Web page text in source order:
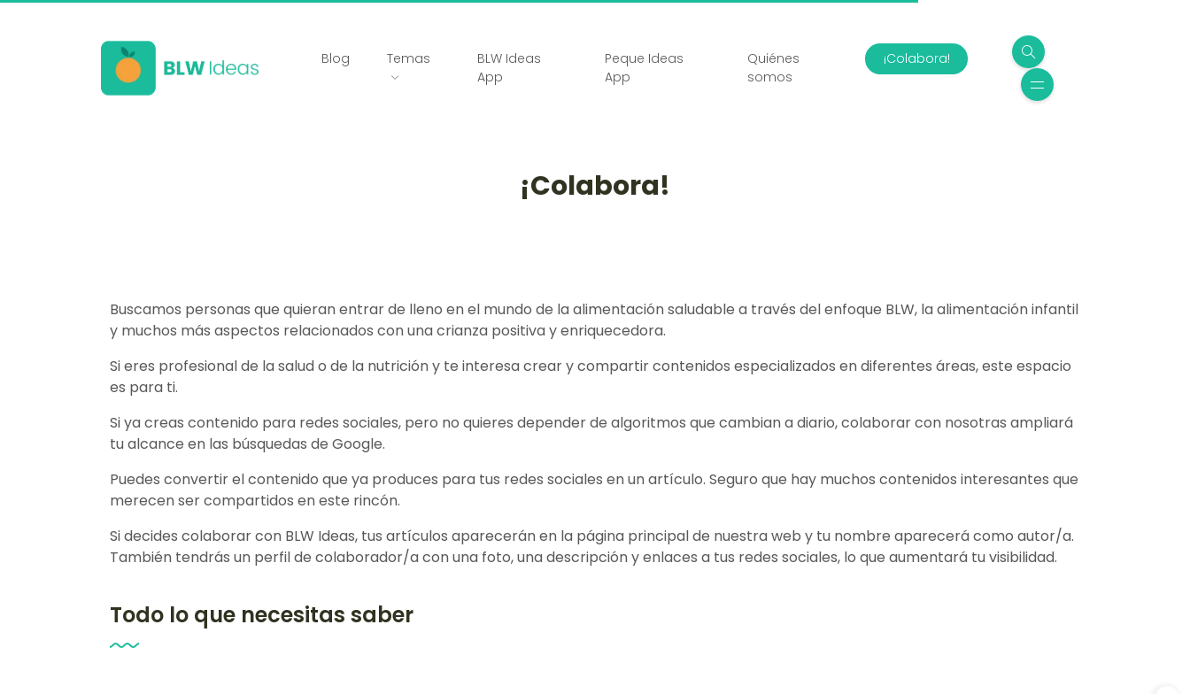
Blog Temas
BLW Ideas
App
Peque Ideas
App
Quiénes
somos
¡Colabora!
¡Colabora!
Buscamos personas que quieran entrar de lleno en el mundo de la alimentación saludable a través del enfoque BLW, la alimentación infantil
y muchos más aspectos relacionados con una crianza positiva y enriquecedora.
Si eres profesional de la salud o de la nutrición y te interesa crear y compartir contenidos especializados en diferentes áreas, este espacio
es para ti.
Si ya creas contenido para redes sociales, pero no quieres depender de algoritmos que cambian a diario, colaborar con nosotras ampliará
tu alcance en las búsquedas de Google.
Puedes convertir el contenido que ya produces para tus redes sociales en un artículo. Seguro que hay muchos contenidos interesantes que
merecen ser compartidos en este rincón.
Si decides colaborar con BLW Ideas, tus artículos aparecerán en la página principal de nuestra web y tu nombre aparecerá como autor/a.
También tendrás un perfil de colaborador/a con una foto, una descripción y enlaces a tus redes sociales, lo que aumentará tu visibilidad.
Todo lo que necesitas saber